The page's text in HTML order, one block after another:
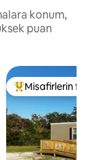
konum,
puan
Misafirlerin
Misafirlerin